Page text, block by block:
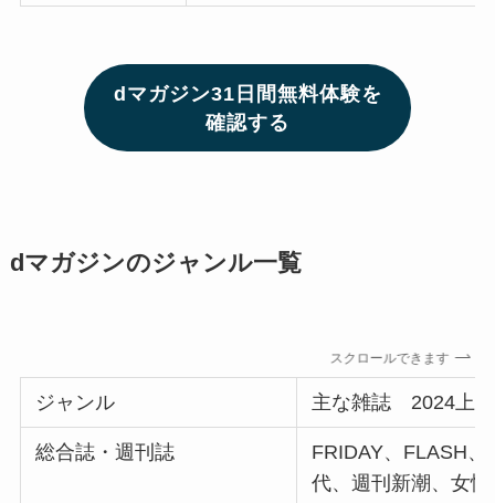
dマガジン31日間無料体験を
確認する
dマガジンのジャンル一覧
スクロールできます
ジャンル 主な雑誌 2024上
総合誌・週刊誌
FRIDAY、FLASH
代、週刊新潮、女